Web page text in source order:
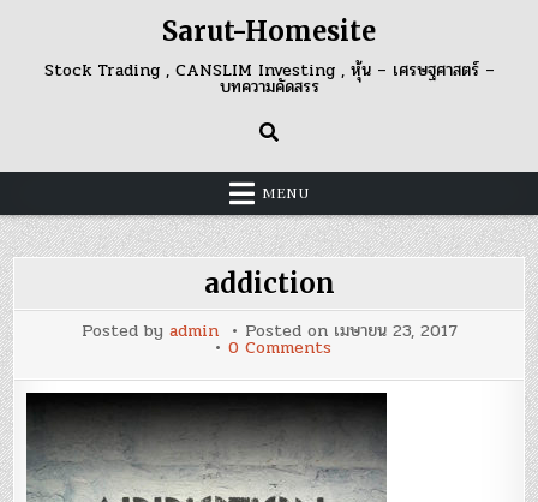
content
Sarut-Homesite
Stock Trading , CANSLIM Investing , หุ้น – เศรษฐศาสตร์ –
บทความคัดสรร
MENU
addiction
Posted by admin Posted on เมษายน 23, 2017
0 Commentson